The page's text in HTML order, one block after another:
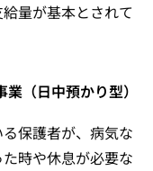
量が基本とされて
（日中預かり型）
保護者が、病気な
時や休息が必要な